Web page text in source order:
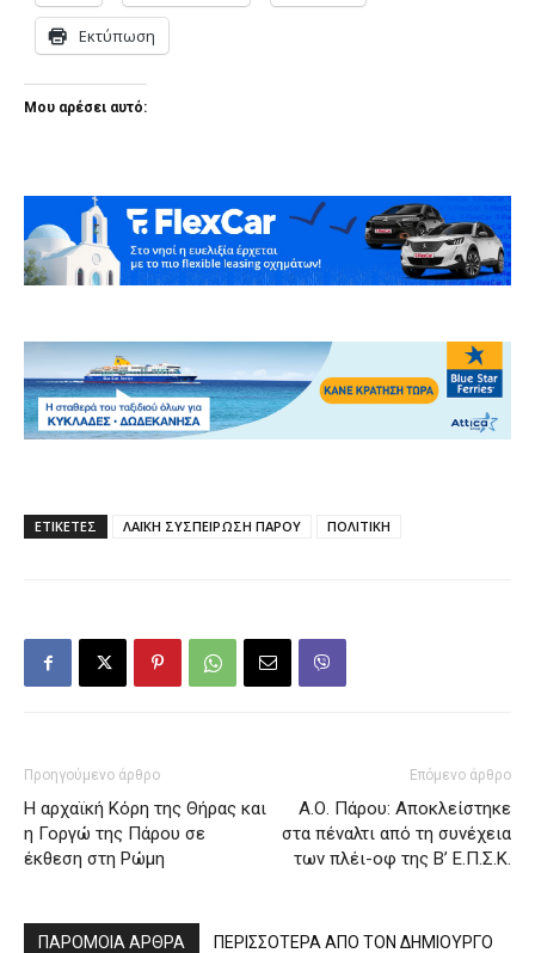
Εκτύπωση
Μου αρέσει αυτό:
ΕΤΙΚΕΤΕΣ ΛΑΪΚΗ ΣΥΣΠΕΙΡΩΣΗ ΠΑΡΟΥ ΠΟΛΙΤΙΚΗ
Προηγούμενο άρθρο
Η αρχαϊκή Κόρη της Θήρας και
η Γοργώ της Πάρου σε
έκθεση στη Ρώμη
Επόμενο άρθρο
Α.Ο. Πάρου: Αποκλείστηκε
στα πέναλτι από τη συνέχεια
των πλέι-οφ της Β’ Ε.Π.Σ.Κ.
ΠΑΡΟΜΟΙΑ ΑΡΘΡΑ ΠΕΡΙΣΣΟΤΕΡΑ ΑΠΟ ΤΟΝ ΔΗΜΙΟΥΡΓΟ